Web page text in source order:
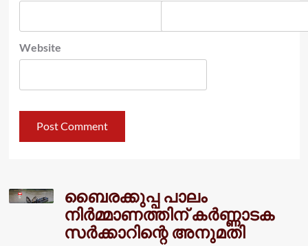
Website
ബൈരക്കുപ്പ പാലം
നിർമ്മാണത്തിന് കർണ്ണാടക
സർക്കാറിന്റെ അനുമതി